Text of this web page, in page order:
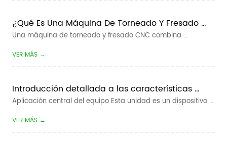
mecanizado CNC. Para los fabric...
¿Qué Es Una Máquina De Torneado Y Fresado
CNC?
Una máquina de torneado y fresado CNC combina
herramienta controlada por computadora. Está diseñado
rotativas, como diámetros, cónicos y r...
VER MÁS →
Introducción detallada a las características
básicas y ventajas de la revista rotativa y el
robot colaborativo
Aplicación central del equipo Esta unidad es un dispositivo
auxiliar de carga / descarga automático dedicado para
máquinas herramienta CNC. Automatiza completamente la
VER MÁS →